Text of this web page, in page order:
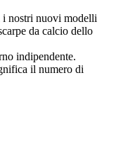
i nostri nuovi modelli
da calcio dello
indipendente.
il numero di